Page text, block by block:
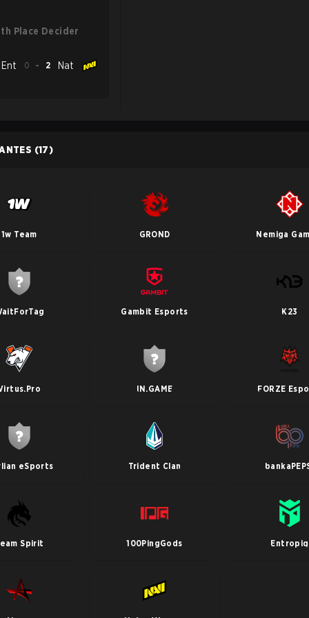
Place Decider
Ent 0 - 2 Nat
(17)
1w Team GROND Nemiga
Gambit Esports K23
IN.GAME FORZE
eSports Trident Clan
Spirit 100PingGods Entropiq